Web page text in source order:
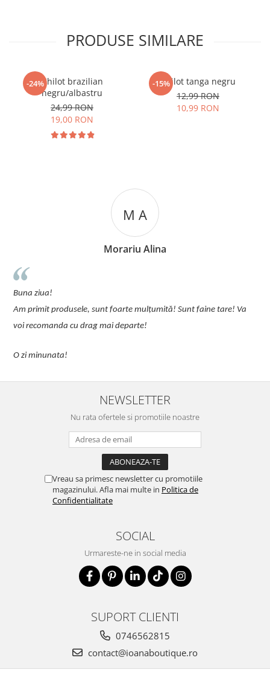
PRODUSE SIMILARE
-24%Chilot brazilian
negru/albastru
24,99 RON
19,00 RON
-15%Chilot tanga negru
12,99 RON
10,99 RON
M A
Morariu Alina
Buna ziua!
Am primit produsele, sunt foarte mulțumită! Sunt faine tare! Va
voi recomanda cu drag mai departe!
O zi minunata!
NEWSLETTER
Nu rata ofertele si promotiile noastre
Vreau sa primesc newsletter cu promotiile
magazinului. Afla mai multe in Politica de
Confidentialitate
SOCIAL
Urmareste-ne in social media
SUPORT CLIENTI
0746562815
contact@ioanaboutique.ro